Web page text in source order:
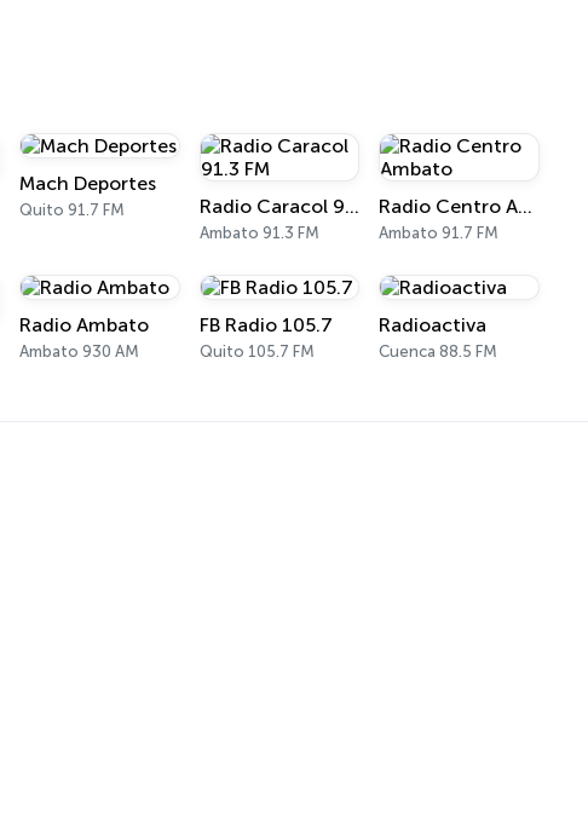
Mach Deportes
Quito 91.7 FM Radio Caracol 91.3 FM
Ambato 91.3 FM
Radio Centro Ambato
Ambato 91.7 FM
Radio Ambato
Ambato 930 AM
FB Radio 105.7
Quito 105.7 FM
Radioactiva
Cuenca 88.5 FM